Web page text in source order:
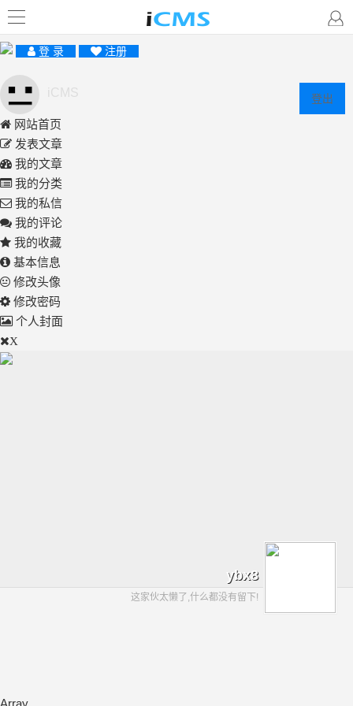
登 录 注册
登出
网站首页
发表文章
我的文章
我的分类
我的私信
我的评论
我的收藏
基本信息
修改头像
修改密码
个人封面
X
ybx8
这家伙太懒了,什么都没有留下!
Array